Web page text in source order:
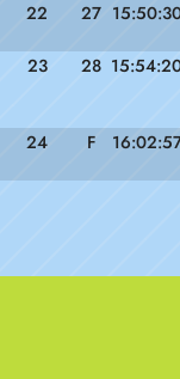
22 27
23 28
24 F